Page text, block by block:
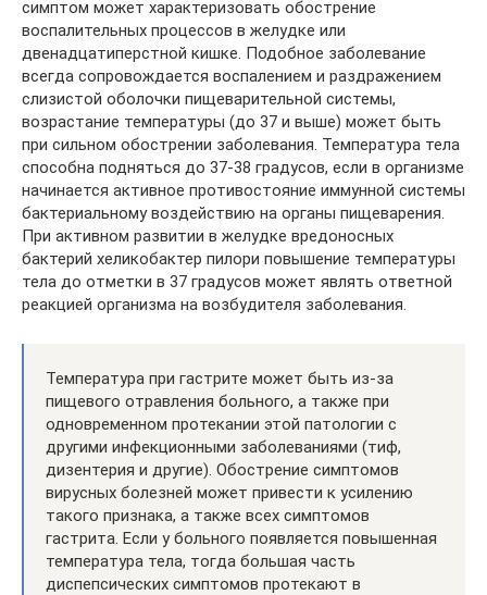
симптом может характеризовать обострение
воспалительных процессов в желудке или
двенадцатиперстной кишке. Подобное заболевание
всегда сопровождается воспалением и раздражением
слизистой оболочки пищеварительной системы,
возрастание температуры (до 37 и выше) может быть
при сильном обострении заболевания. Температура тела
способна подняться до 37-38 градусов, если в организме
начинается активное противостояние иммунной системы
бактериальному воздействию на органы пищеварения.
При активном развитии в желудке вредоносных
бактерий хеликобактер пилори повышение температуры
тела до отметки в 37 градусов может являть ответной
реакцией организма на возбудителя заболевания.
Температура при гастрите может быть из-за
пищевого отравления больного, а также при
одновременном протекании этой патологии с
другими инфекционными заболеваниями (тиф,
дизентерия и другие). Обострение симптомов
вирусных болезней может привести к усилению
такого признака, а также всех симптомов
гастрита. Если у больного появляется повышенная
температура тела, тогда большая часть
диспепсических симптомов протекают в